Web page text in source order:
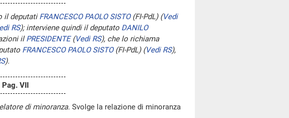
il deputati FRANCESCO PAOLO SISTO(FI-PdL) (Vedi
RS); interviene quindi il deputato DANILO
ilPRESIDENTE (Vedi RS), che lo richiama
FRANCESCO PAOLO SISTO(FI-PdL) (Vedi RS),
).
Pag. VII
di minoranza. Svolge la relazione di minoranza